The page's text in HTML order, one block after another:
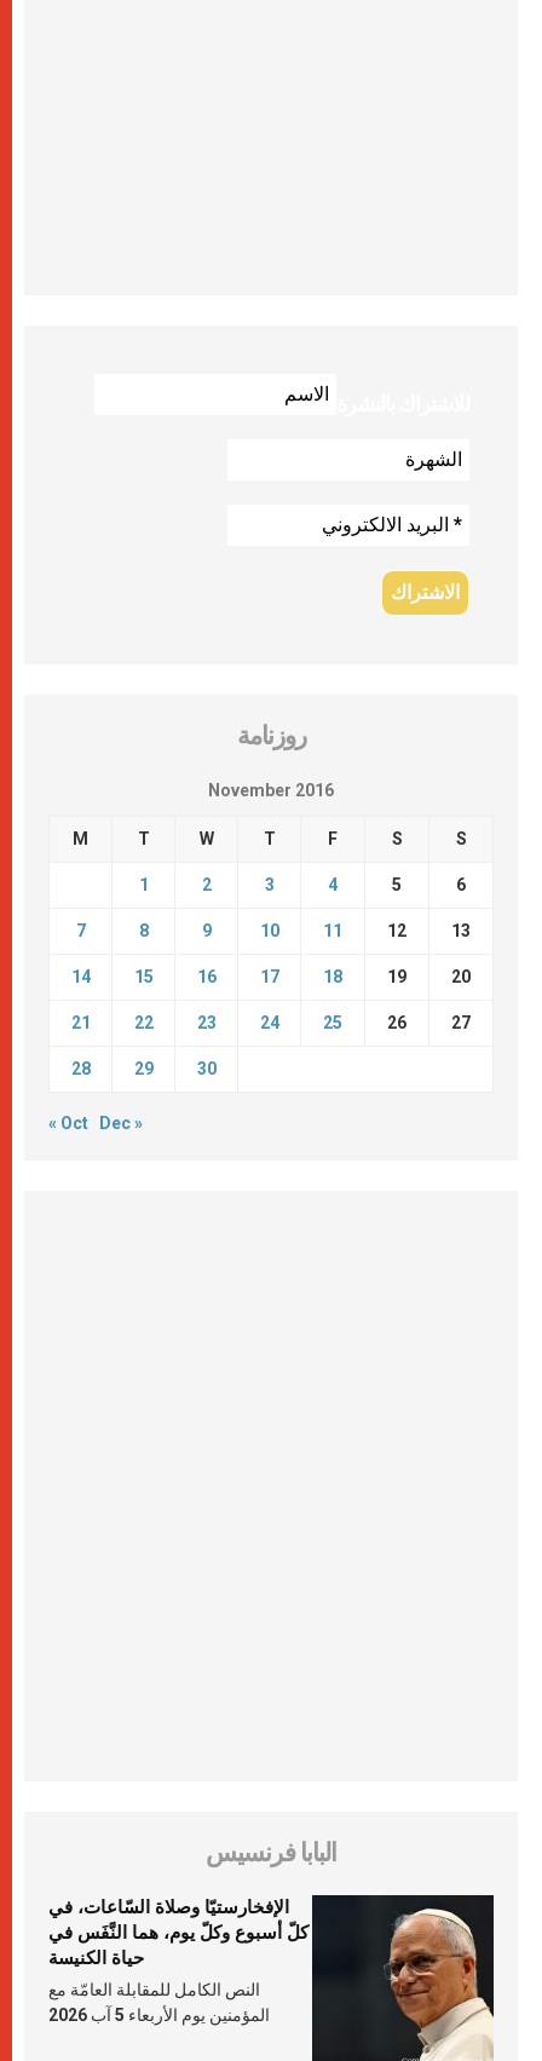
روزنامة
November 2016
M T W T F S S
1 2 3 4 5 6
7 8 9 10 11 12 13
14 15 16 17 18 19 20
21 22 23 24 25 26 27
28 29 30
« Oct Dec »
البابا فرنسيس
الإفخارستيّا وصلاة السّاعات، في
كلّ أسبوع وكلّ يوم، هما النَّفَس في
حياة الكنيسة
النص الكامل للمقابلة العامّة مع
المؤمنين يوم الأربعاء 5 آب 2026